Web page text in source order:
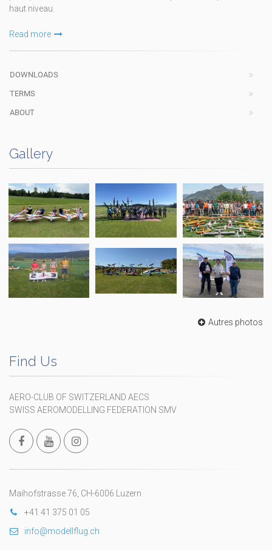
haut niveau.
Read more
DOWNLOADS
TERMS
ABOUT
Gallery
Autres photos
Find Us
AERO-CLUB OF SWITZERLAND AECS
SWISS AEROMODELLING FEDERATION SMV
Maihofstrasse 76, CH-6006 Luzern
+41 41 375 01 05
info@modellflug.ch